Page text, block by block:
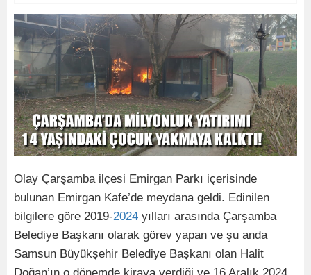
Olay Çarşamba ilçesi Emirgan Parkı içerisinde
bulunan Emirgan Kafe’de meydana geldi. Edinilen
bilgilere göre 2019-2024 yılları arasında Çarşamba
Belediye Başkanı olarak görev yapan ve şu anda
Samsun Büyükşehir Belediye Başkanı olan Halit